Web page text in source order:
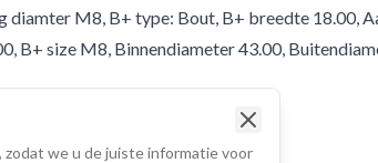
diamter M8, B+ type: Bout, B+ breedte 18.00,
B+ size M8, Binnendiameter 43.00,
we u de juiste informatie voor